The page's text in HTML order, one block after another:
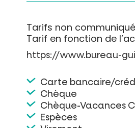
Tarifs non
Tarif en fonction de
https://www.bureau-
Carte bancaire/
Chèque
Chèque-Vacances
Espèces